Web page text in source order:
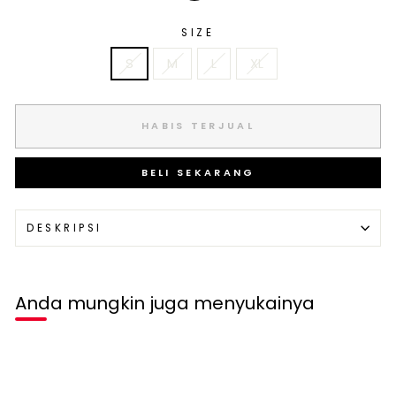
SIZE
S M L XL
HABIS TERJUAL
BELI SEKARANG
DESKRIPSI
Anda mungkin juga menyukainya